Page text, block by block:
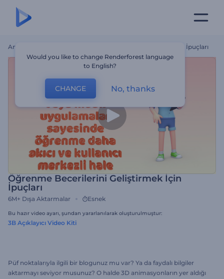
Ana Sayfa Öğrenme Becerilerini Geliştirmek İçin İpuçları
Öğrenme Becerilerini Geliştirmek İçin
İpuçları
6M+ Dışa Aktarmalar Esnek
Bu hazır video ayarı, şundan yararlanılarak oluşturulmuştur:
3B Açıklayıcı Video Kiti
Püf noktalarıyla ilgili bir blogunuz mu var? Ya da faydalı bilgiler
aktarmayı seviyor musunuz? O halde 3D animasyonların yer aldığı
Would you like to change Renderforest language
to English?
CHANGE No, thanks